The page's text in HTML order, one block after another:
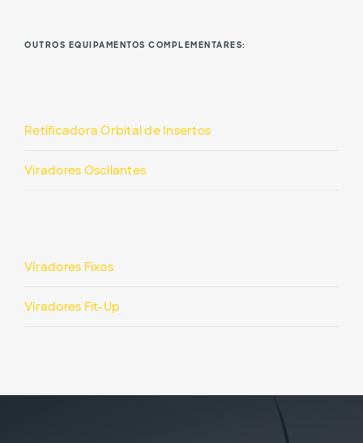
OUTROS EQUIPAMENTOS COMPLEMENTARES:
Retificadora Orbital de Insertos
Viradores Oscilantes
Viradores Fixos
Viradores Fit-Up